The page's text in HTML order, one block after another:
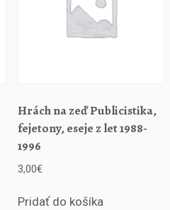
Hrách na zeď Publicistika,
fejetony, eseje z let 1988-
1996
3,00€
Pridať do košíka